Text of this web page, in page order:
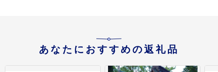
あなたにおすすめの返礼品